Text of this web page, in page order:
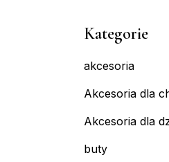
Kategorie
akcesoria
Akcesoria dla
Akcesoria dla
buty